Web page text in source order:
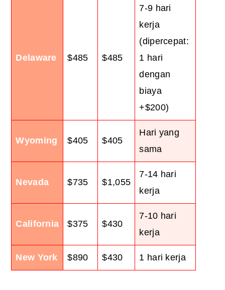
Delaware $485 $485
7-9 hari
kerja
(dipercepat:
1 hari
dengan
biaya
+$200)
Wyoming $405 $405
Hari yang
sama
Nevada $735 $1,055
7-14 hari
kerja
California $375 $430
7-10 hari
kerja
New York $890 $430 1 hari kerja